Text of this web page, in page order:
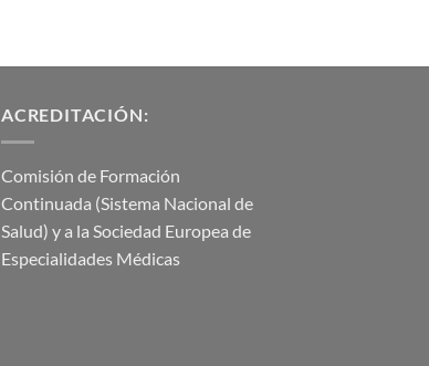
ACREDITACIÓN:
Comisión de Formación
Continuada (Sistema Nacional de
Salud) y a la Sociedad Europea de
Especialidades Médicas